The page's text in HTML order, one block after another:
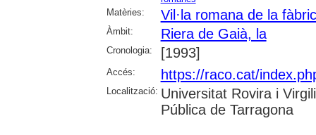
Matèries:
Vil·la romana de la
Àmbit: Riera de Gaià, la
Cronologia: [1993]
Accés: https://raco.cat/
Localització: Universitat Rovira i
Pública de Tarragona